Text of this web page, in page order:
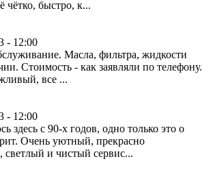
чётко, быстро, к...
- 12:00
Масла, фильтра, жидкости
Стоимость - как заявляли по телефону.
все ...
- 12:00
здесь с 90-х годов, одно только это о
Очень уютный, прекрасно
и чистый сервис...